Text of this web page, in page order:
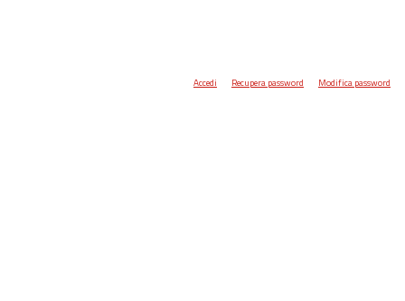
Accedi Recupera password Modifica password